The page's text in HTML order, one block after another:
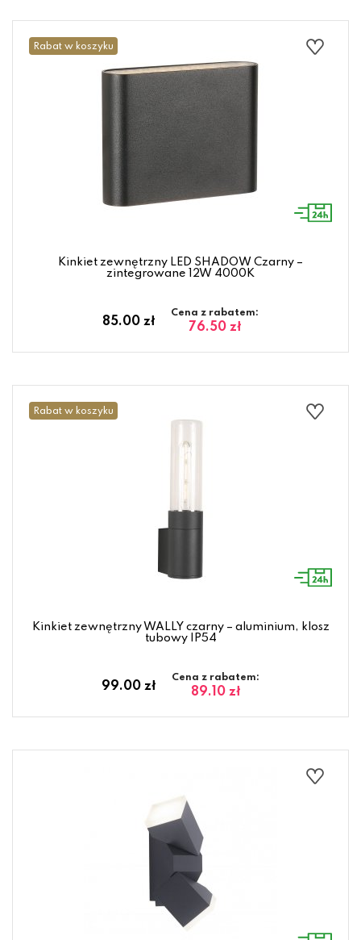
Rabat w koszyku
Kinkiet zewnętrzny LED SHADOW Czarny –
zintegrowane 12W 4000K
85.00 zł
Cena z rabatem:
76.50 zł
Rabat w koszyku
Kinkiet zewnętrzny WALLY czarny – aluminium, klosz
tubowy IP54
99.00 zł
Cena z rabatem:
89.10 zł